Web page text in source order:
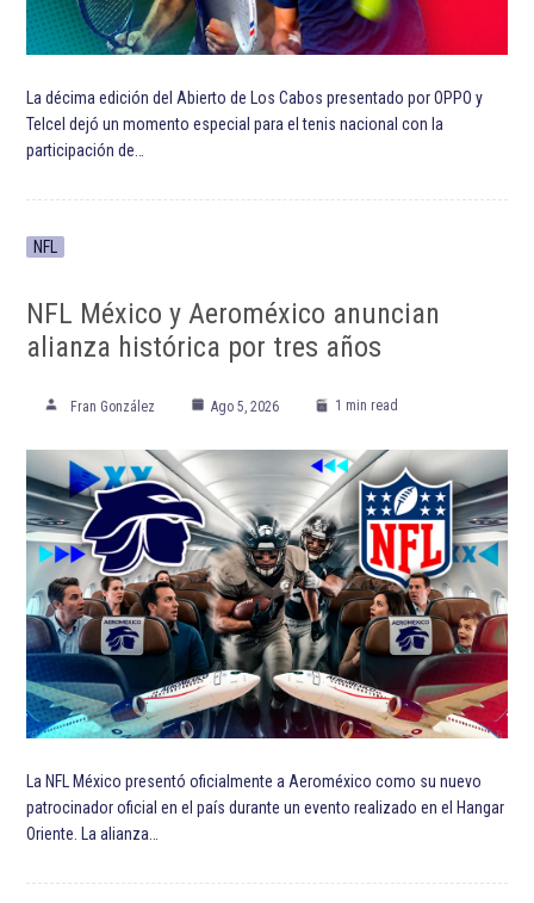
La décima edición del Abierto de Los Cabos presentado por OPPO y
Telcel dejó un momento especial para el tenis nacional con la
participación de…
NFL
NFL México y Aeroméxico anuncian
alianza histórica por tres años
Fran González Ago 5, 2026 1 min read
La NFL México presentó oficialmente a Aeroméxico como su nuevo
patrocinador oficial en el país durante un evento realizado en el Hangar
Oriente. La alianza…